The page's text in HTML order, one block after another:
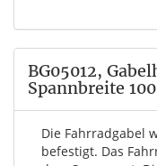
BG05012,
Spannbreite
Die Fahrradgabel
befestigt. Das